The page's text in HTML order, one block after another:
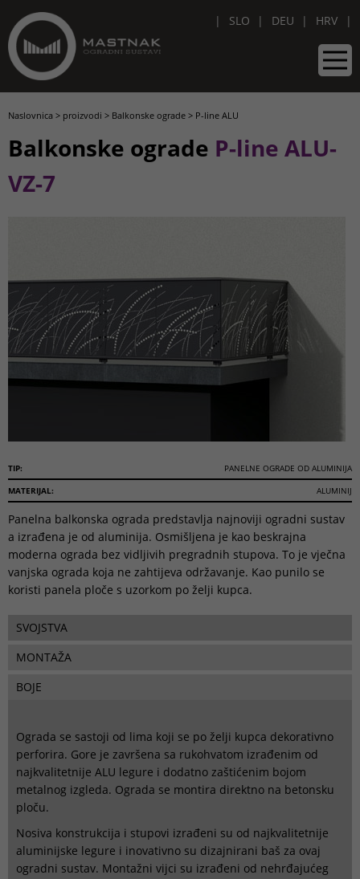
SLO DEU HRV
Naslovnica > proizvodi > Balkonske ograde > P-line ALU
Balkonske ograde P-line ALU-
VZ-7
TIP:
PANELNE OGRADE OD ALUMINIJA
MATERIJAL:
ALUMINIJ
Panelna balkonska ograda predstavlja najnoviji ogradni sustav
a izrađena je od aluminija. Osmišljena je kao beskrajna
moderna ograda bez vidljivih pregradnih stupova. To je vječna
vanjska ograda koja ne zahtijeva održavanje. Kao punilo se
koristi panela ploče s uzorkom po želji kupca.
SVOJSTVA
MONTAŽA
BOJE
Ograda se sastoji od lima koji se po želji kupca dekorativno
perforira. Gore je završena sa rukohvatom izrađenim od
najkvalitetnije ALU legure i dodatno zaštićenim bojom
metalnog izgleda. Ograda se montira direktno na betonsku
ploču.
Nosiva konstrukcija i stupovi izrađeni su od najkvalitetnije
aluminijske legure i inovativno su dizajnirani baš za ovaj
ogradni sustav. Montažni vijci su izrađeni od nehrđajućeg